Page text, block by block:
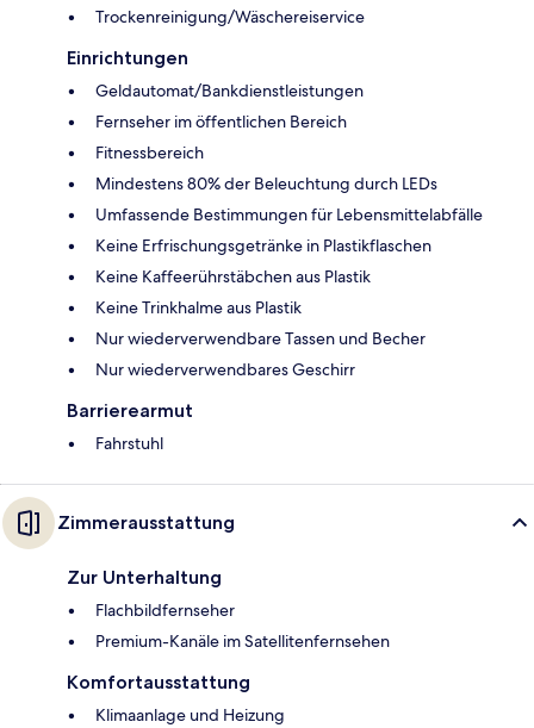
Trockenreinigung/Wäschereiservice
Einrichtungen
Geldautomat/Bankdienstleistungen
Fernseher im öffentlichen Bereich
Fitnessbereich
Mindestens 80% der Beleuchtung durch LEDs
Umfassende Bestimmungen für Lebensmittelabfälle
Keine Erfrischungsgetränke in Plastikflaschen
Keine Kaffeerührstäbchen aus Plastik
Keine Trinkhalme aus Plastik
Nur wiederverwendbare Tassen und Becher
Nur wiederverwendbares Geschirr
Barrierearmut
Fahrstuhl
Zimmerausstattung
Zur Unterhaltung
Flachbildfernseher
Premium-Kanäle im Satellitenfernsehen
Komfortausstattung
Klimaanlage und Heizung